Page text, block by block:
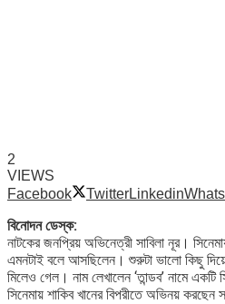
2
VIEWS
Facebook
TwitterLinkedin
বিনোদন ডেস্ক:
নাটকের জনপ্রিয় অভিনেত্রী সাবিলা নূর।
এমনটাই বলে আসছিলেন। শুরুটা ভালো কিছু
মিলেও গেল। নাম লেখালেন ‘তান্ডব’ নামে একটি
সিনেমায় শাকিব খানের বিপরীতে অভিনয় করছেন